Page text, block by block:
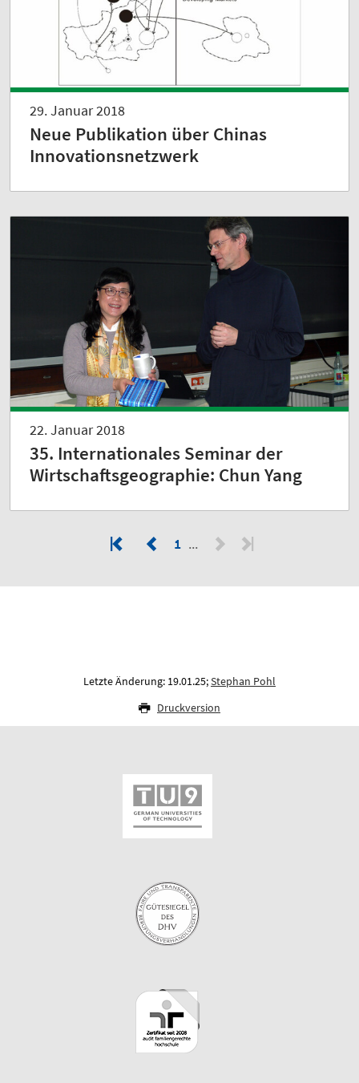
29. Januar 2018
Neue Publikation über Chinas
Innovationsnetzwerk
22. Januar 2018
35. Internationales Seminar der
Wirtschaftsgeographie: Chun Yang
1
Letzte Änderung: 19.01.25;Stephan Pohl
Druckversion